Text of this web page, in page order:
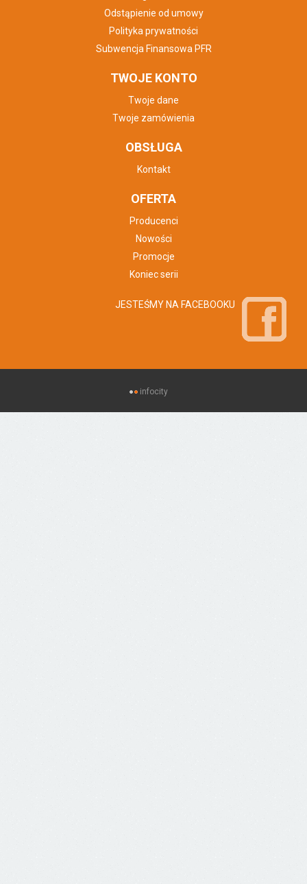
Odstąpienie od umowy
Polityka prywatności
Subwencja Finansowa PFR
TWOJE KONTO
Twoje dane
Twoje zamówienia
OBSŁUGA
Kontakt
OFERTA
Producenci
Nowości
Promocje
Koniec serii
JESTEŚMY NA FACEBOOKU
infocity